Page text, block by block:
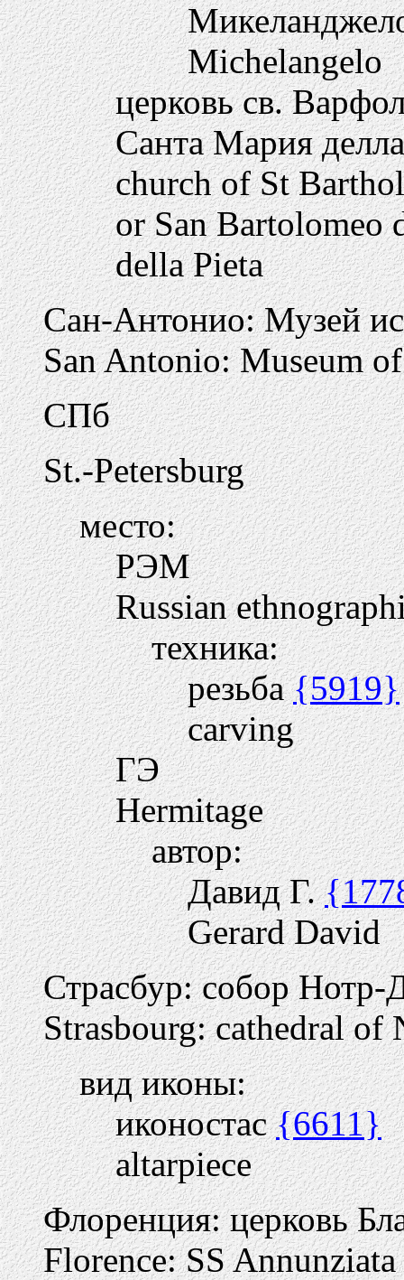
Michelangelo
церковь св.
Санта Мария
church of St
or San Bartolomeo
della Pieta
Сан-Антонио: Музей
San Antonio: Museum
СПб
St.-Petersburg
место:
РЭМ
Russian
техника:
резьба{5919}
carving
ГЭ
Hermitage
автор:
Давид Г.
Gerard David
Страсбур: собор Нотр-
Strasbourg: cathedral of
вид иконы:
иконостас{6611}
altarpiece
Флоренция: церковь
Florence: SS Annunziata